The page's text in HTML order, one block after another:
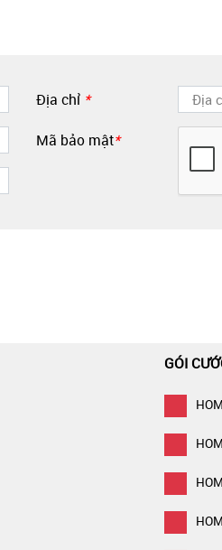
Địa chỉ *
Mã bảo mật*
GÓI